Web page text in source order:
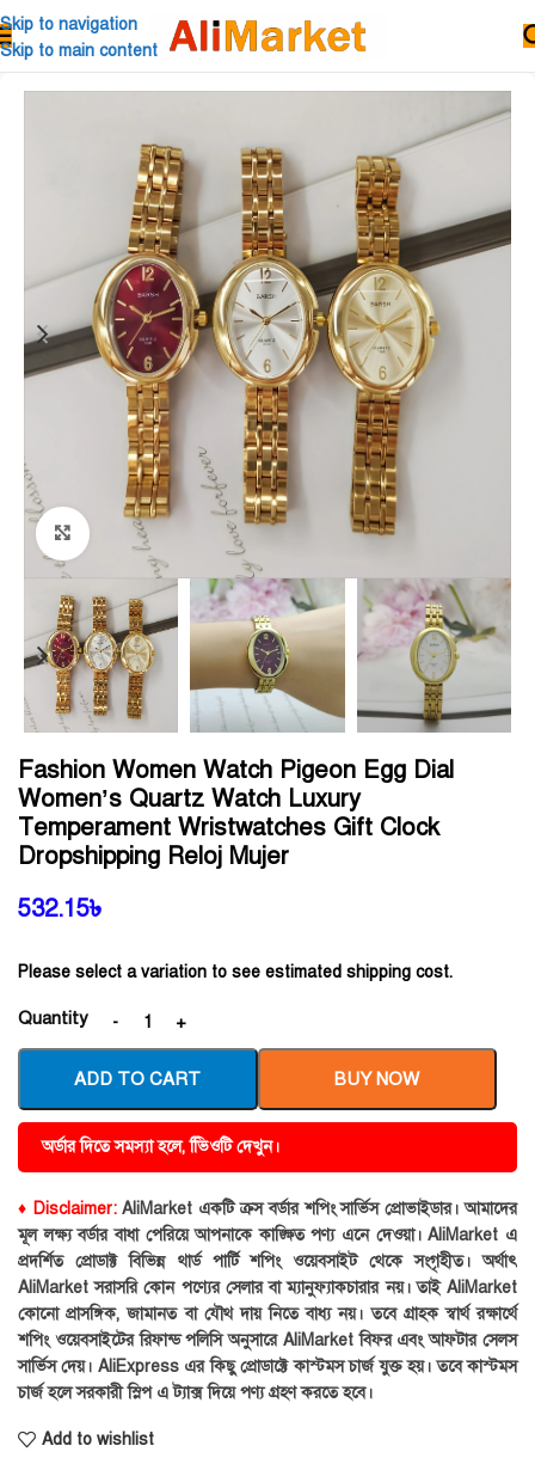
Skip to navigation
Skip to main content
Click to enlarge
Fashion Women Watch Pigeon Egg Dial
Women’s Quartz Watch Luxury
Temperament Wristwatches Gift Clock
Dropshipping Reloj Mujer
532.15৳
Please select a variation to see estimated shipping cost.
Quantity
ADD TO CART BUY NOW
অর্ডার দিতে সমস্যা হলে, ভিিওটি দেখুন।
♦ Disclaimer:AliMarket একটি ক্রস বর্ডার শপিং সার্ভিস প্রোভাইডার। আমাদের
মূল লক্ষ্য বর্ডার বাধা পেরিয়ে আপনাকে কাঙ্ক্ষিত পণ্য এনে দেওয়া। AliMarket এ
প্রদর্শিত প্রোডাক্ট বিভিন্ন থার্ড পার্টি শপিং ওয়েবসাইট থেকে সংগৃহীত। অর্থাৎ
AliMarket সরাসরি কোন পণ্যের সেলার বা ম্যানুফ্যাকচারার নয়। তাই AliMarket
কোনো প্রাসঙ্গিক, জামানত বা যৌথ দায় নিতে বাধ্য নয়। তবে গ্রাহক স্বার্থ রক্ষার্থে
শপিং ওয়েবসাইটের রিফান্ড পলিসি অনুসারে AliMarket বিফর এবং আফটার সেলস
সার্ভিস দেয়। AliExpress এর কিছু প্রোডাক্টে কাস্টমস চার্জ যুক্ত হয়। তবে কাস্টমস
চার্জ হলে সরকারী স্লিপ এ ট্যাক্স দিয়ে পণ্য গ্রহণ করতে হবে।
Add to wishlist